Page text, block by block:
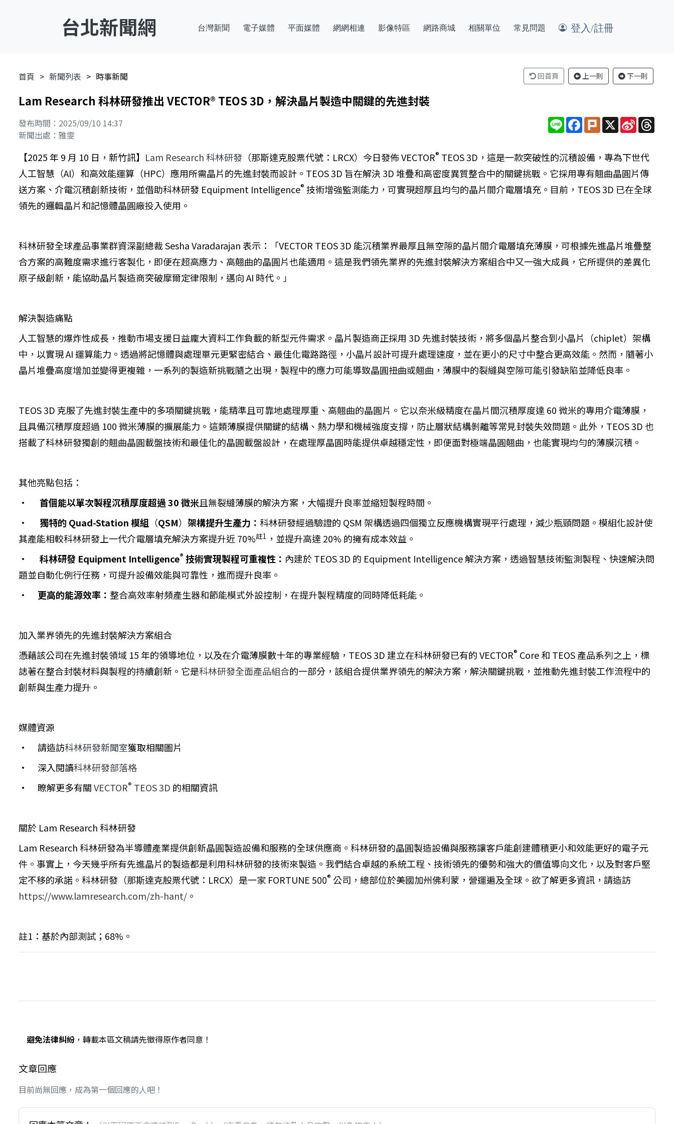
台北新聞網 台灣新聞 電子媒體 平面媒體 網網相連 影像特區 網路商城 相關單位 常見問題 登入/註冊
首頁 新聞列表 時事新聞 回首頁 上一則 下一則
Lam Research 科林研發推出 VECTOR® TEOS 3D，解決晶片製造中關鍵的先進封裝
發布時間：2025/09/10 14:37
新聞出處：雅雯
Line Facebook
PlurkX Sina
Weibo
【2025 年 9 月 10 日，新竹訊】 Lam Research 科林研發 （那斯達克股票代號：LRCX）今日發佈 VECTOR® TEOS 3D，這是一款突破性的沉積設備，專為下世代
人工智慧（AI）和高效能運算（HPC）應用所需晶片的先進封裝而設計。TEOS 3D 旨在解決 3D 堆疊和高密度異質整合中的關鍵挑戰。它採用專有翹曲晶圓片傳
送方案、介電沉積創新技術，並借助科林研發 Equipment Intelligence® 技術增強監測能力，可實現超厚且均勻的晶片間介電層填充。目前，TEOS 3D 已在全球
領先的邏輯晶片和記憶體晶圓廠投入使用。
科林研發全球產品事業群資深副總裁 Sesha Varadarajan 表示：「VECTOR TEOS 3D 能沉積業界最厚且無空隙的晶片間介電層填充薄膜，可根據先進晶片堆疊整
合方案的高難度需求進行客製化，即便在超高應力、高翹曲的晶圓片也能適用。這是我們領先業界的先進封裝解決方案組合中又一強大成員，它所提供的差異化
原子級創新，能協助晶片製造商突破摩爾定律限制，邁向 AI 時代。」
解決製造痛點
人工智慧的爆炸性成長，推動市場支援日益龐大資料工作負載的新型元件需求。晶片製造商正採用 3D 先進封裝技術，將多個晶片整合到小晶片（chiplet）架構
中，以實現 AI 運算能力。透過將記憶體與處理單元更緊密結合、最佳化電路路徑，小晶片設計可提升處理速度，並在更小的尺寸中整合更高效能。然而，隨著小
晶片堆疊高度增加並變得更複雜，一系列的製造新挑戰隨之出現，製程中的應力可能導致晶圓扭曲或翹曲，薄膜中的裂縫與空隙可能引發缺陷並降低良率。
TEOS 3D 克服了先進封裝生產中的多項關鍵挑戰，能精準且可靠地處理厚重、高翹曲的晶圓片。它以奈米級精度在晶片間沉積厚度達 60 微米的專用介電薄膜，
且具備沉積厚度超過 100 微米薄膜的擴展能力。這類薄膜提供關鍵的結構、熱力學和機械強度支撐，防止層狀結構剝離等常見封裝失效問題。此外，TEOS 3D 也
搭載了科林研發獨創的翹曲晶圓載盤技術和最佳化的晶圓載盤設計，在處理厚晶圓時能提供卓越穩定性，即便面對極端晶圓翹曲，也能實現均勻的薄膜沉積。
其他亮點包括：
· 首個能以單次製程沉積厚度超過 30 微米且無裂縫薄膜的解決方案，大幅提升良率並縮短製程時間。
· 獨特的 Quad-Station 模組 （QSM） 架構提升生產力： 科林研發經過驗證的 QSM 架構透過四個獨立反應機構實現平行處理，減少瓶頸問題。模組化設計使
其產能相較科林研發上一代介電層填充解決方案提升近 70%註1 ，並提升高達 20% 的擁有成本效益。
· 科林研發 Equipment Intelligence® 技術實現製程可重複性： 內建於 TEOS 3D 的 Equipment Intelligence 解決方案，透過智慧技術監測製程、快速解決問
題並自動化例行任務，可提升設備效能與可靠性，進而提升良率。
· 更高的能源效率： 整合高效率射頻產生器和節能模式外設控制，在提升製程精度的同時降低耗能。
加入業界領先的先進封裝解決方案組合
憑藉該公司在先進封裝領域 15 年的領導地位，以及在介電薄膜數十年的專業經驗，TEOS 3D 建立在科林研發已有的 VECTOR® Core 和 TEOS 產品系列之上，標
誌著在整合封裝材料與製程的持續創新。它是科林研發全面產品組合的一部分，該組合提供業界領先的解決方案，解決關鍵挑戰，並推動先進封裝工作流程中的
創新與生產力提升。
媒體資源
· 請造訪科林研發新聞室獲取相關圖片
· 深入閱讀科林研發部落格
· 瞭解更多有關VECTOR® TEOS 3D 的相關資訊
關於 Lam Research 科林研發
Lam Research 科林研發為半導體產業提供創新晶圓製造設備和服務的全球供應商。科林研發的晶圓製造設備與服務讓客戶能創建體積更小和效能更好的電子元
件。事實上，今天幾乎所有先進晶片的製造都是利用科林研發的技術來製造。我們結合卓越的系統工程、技術領先的優勢和強大的價值導向文化，以及對客戶堅
定不移的承諾。科林研發（那斯達克股票代號：LRCX）是一家 FORTUNE 500® 公司，總部位於美國加州佛利蒙，營運遍及全球。欲了解更多資訊，請造訪
https://www.lamresearch.com/zh-hant/ 。
註1：基於內部測試；68%。
避免法律糾紛 ，轉載本區文稿請先徵得原作者同意！
文章回應
目前尚無回應，成為第一個回應的人吧！